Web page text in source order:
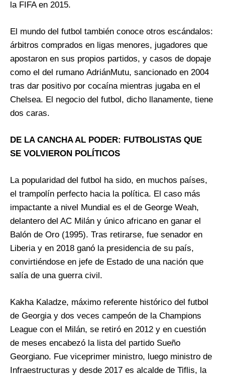
la FIFA en 2015.
El mundo del futbol también conoce otros escándalos:
árbitros comprados en ligas menores, jugadores que
apostaron en sus propios partidos, y casos de dopaje
como el del rumano AdriánMutu, sancionado en 2004
tras dar positivo por cocaína mientras jugaba en el
Chelsea. El negocio del futbol, dicho llanamente, tiene
dos caras.
DE LA CANCHA AL PODER: FUTBOLISTAS QUE
SE VOLVIERON POLÍTICOS
La popularidad del futbol ha sido, en muchos países,
el trampolín perfecto hacia la política. El caso más
impactante a nivel Mundial es el de George Weah,
delantero del AC Milán y único africano en ganar el
Balón de Oro (1995). Tras retirarse, fue senador en
Liberia y en 2018 ganó la presidencia de su país,
convirtiéndose en jefe de Estado de una nación que
salía de una guerra civil.
Kakha Kaladze, máximo referente histórico del futbol
de Georgia y dos veces campeón de la Champions
League con el Milán, se retiró en 2012 y en cuestión
de meses encabezó la lista del partido Sueño
Georgiano. Fue viceprimer ministro, luego ministro de
Infraestructuras y desde 2017 es alcalde de Tiflis, la